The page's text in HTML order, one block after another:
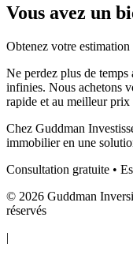
Vous avez un
Obtenez votre
Ne perdez plus de temps
infinies. Nous achetons
rapide et au meilleur prix
Chez Guddman
immobilier en une
Consultation gratuite •
© 2026 Guddman
réservés
|